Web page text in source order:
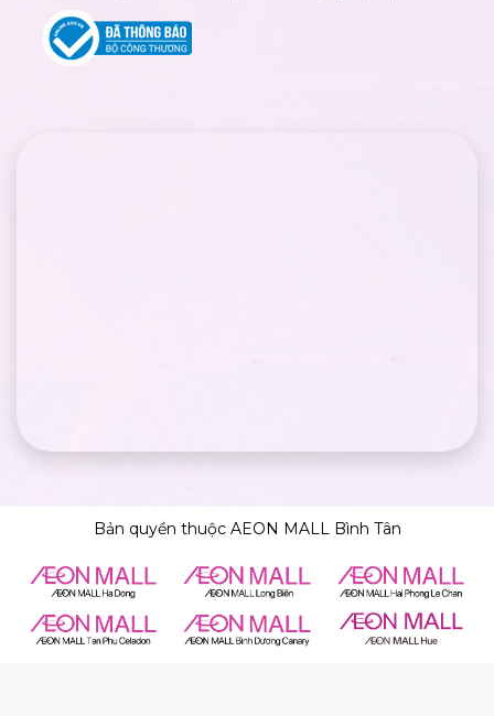
Bản quyền thuộc AEON MALL Bình Tân